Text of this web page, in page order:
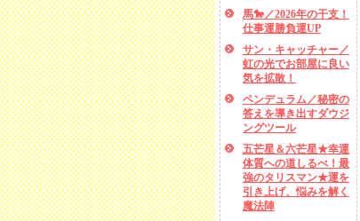
馬🐎／2026年の干支！
仕事運勝負運UP
サン・キャッチャー／
虹の光でお部屋に良い
気を拡散！
ペンデュラム／秘密の
答えを導き出すダウジ
ングツール
五芒星＆六芒星★幸運
体質への道しるべ！最
強のタリスマン★運を
引き上げ、悩みを解く
魔法陣